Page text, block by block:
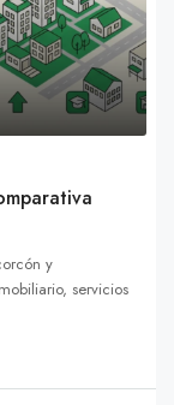
y
servicios